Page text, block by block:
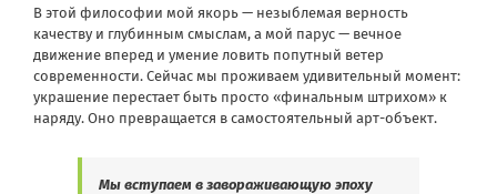
В этой философии мой якорь — незыблемая верность
качеству и глубинным смыслам, а мой парус — вечное
движение вперед и умение ловить попутный ветер
современности. Сейчас мы проживаем удивительный момент:
украшение перестает быть просто «финальным штрихом» к
наряду. Оно превращается в самостоятельный арт-объект.
Мы вступаем в завораживающую эпоху